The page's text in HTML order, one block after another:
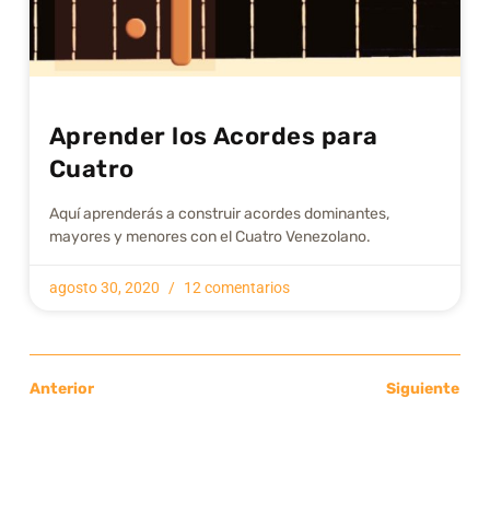
Aprender los Acordes para
Cuatro
Aquí aprenderás a construir acordes dominantes,
mayores y menores con el Cuatro Venezolano.
agosto 30, 2020 12 comentarios
Anterior Siguiente